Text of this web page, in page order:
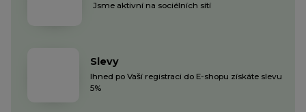
Jsme aktivní na sociélních sítí
Slevy
Ihned po Vaší registraci do E-shopu získáte slevu
5%